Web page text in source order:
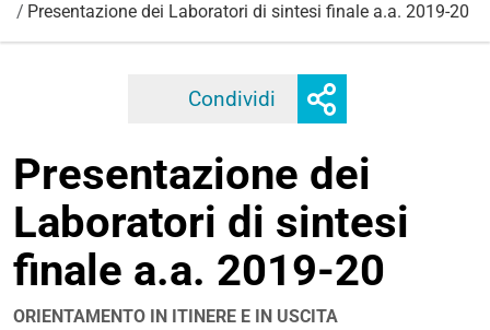
Presentazione dei Laboratori di sintesi finale a.a. 2019-20
Condividi Facebook
opzioni
di
condivisione
Presentazione dei
Laboratori di sintesi
finale a.a. 2019-20
ORIENTAMENTO IN ITINERE E IN USCITA